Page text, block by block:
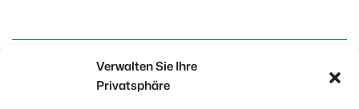
Verwalten Sie Ihre
PrivatsphäreKontakt
Kontakt